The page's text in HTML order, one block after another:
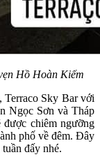
Hồ Hoàn Kiếm
Terraco Sky Bar với
Ngọc Sơn và Tháp
được chiêm ngưỡng
phố về đêm. Đây
đấy nhé.